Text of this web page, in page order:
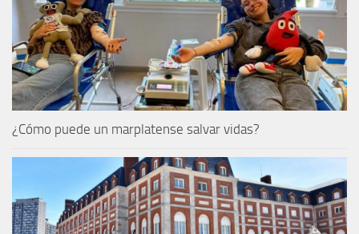
¿Cómo puede un marplatense salvar vidas?